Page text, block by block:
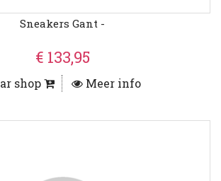
Sneakers Gant -
€ 133,95
shop Meer info